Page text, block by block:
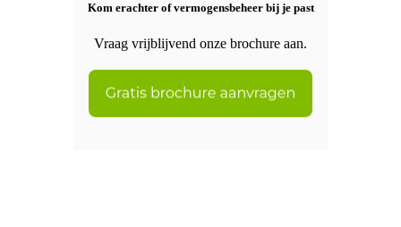
Kom erachter of vermogensbeheer bij je past
Vraag vrijblijvend onze brochure aan.